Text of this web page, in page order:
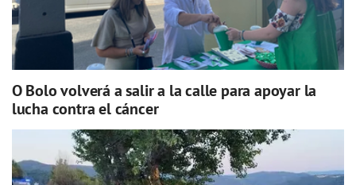
O Bolo volverá a salir a la calle para apoyar la
lucha contra el cáncer